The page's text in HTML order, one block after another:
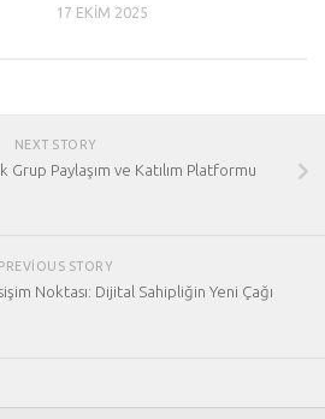
17 EKIM 2025
NEXT STORY
Grup Paylaşım ve Katılım Platformu
PREVIOUS STORY
Noktası: Dijital Sahipliğin Yeni Çağı